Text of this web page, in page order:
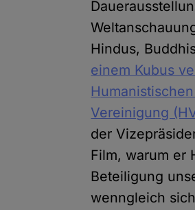
Hindus,
einem Kubus
Vereinigung
der
Film, warum er
Beteiligung
wenngleich